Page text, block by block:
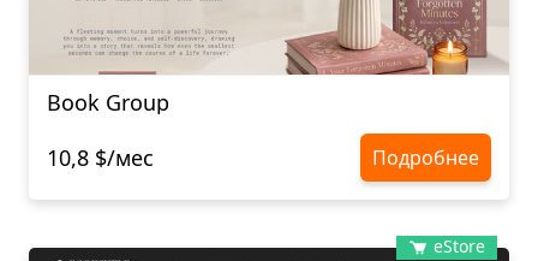
Book Group
10,8 $/мес
Подробнее
eStore